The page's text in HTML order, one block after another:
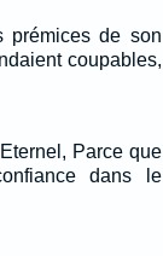
prémices de son
coupables,
Parce que
dans le